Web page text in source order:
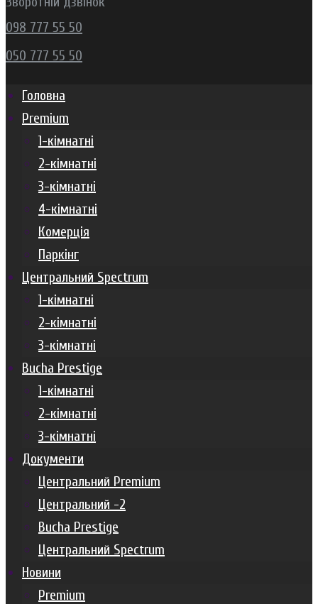
098 777 55 50
050 777 55 50
Головна
Premium
1-кімнатні
2-кімнатні
3-кімнатні
4-кімнатні
Комерція
Паркінг
Центральний Spectrum
1-кімнатні
2-кімнатні
3-кімнатні
Bucha Prestige
1-кімнатні
2-кімнатні
3-кімнатні
Документи
Центральний Premium
Центральний -2
Bucha Prestige
Центральний Spectrum
Новини
Premium